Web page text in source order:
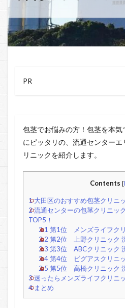
PR
包茎でお悩みの方！包茎を本
にピッタリの、流通センター
リニックを紹介します。
Contents [
1大田区のおすすめ包茎クリニ
2流通センターの包茎クリニッ
TOP5！
2.1 第1位 メンズライフク
2.2 第2位 上野クリニック
2.3 第3位 ABCクリニック
2.4第4位 ビグアスクリニ
2.5 第5位 高橋クリニック
3迷ったらメンズライフクリニ
4まとめ